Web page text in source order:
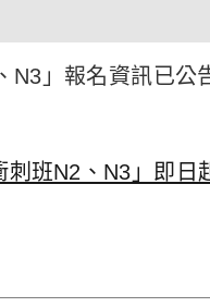
N3」報名資訊已公
刺班N2、N3」即